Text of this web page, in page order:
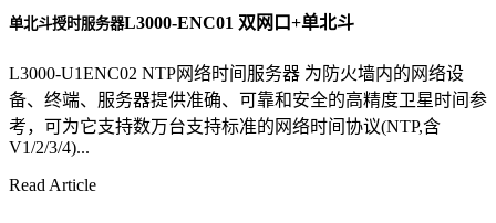
单北斗授时服务器L3000-ENC01 双网口+单北斗
L3000-U1ENC02 NTP网络时间服务器 为防火墙内的网络设
备、终端、服务器提供准确、可靠和安全的高精度卫星时间参
考，可为它支持数万台支持标准的网络时间协议(NTP,含
V1/2/3/4)...
Read Article